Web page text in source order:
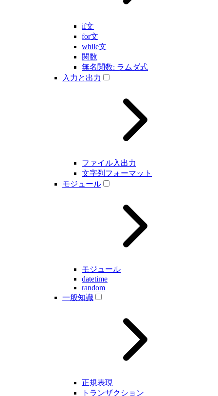
if文
for文
while文
関数
無名関数: ラムダ式
入力と出力
ファイル入出力
文字列フォーマット
モジュール
モジュール
datetime
random
一般知識
正規表現
トランザクション